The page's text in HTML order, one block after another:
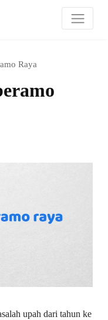
Raya
upah dari tahun ke